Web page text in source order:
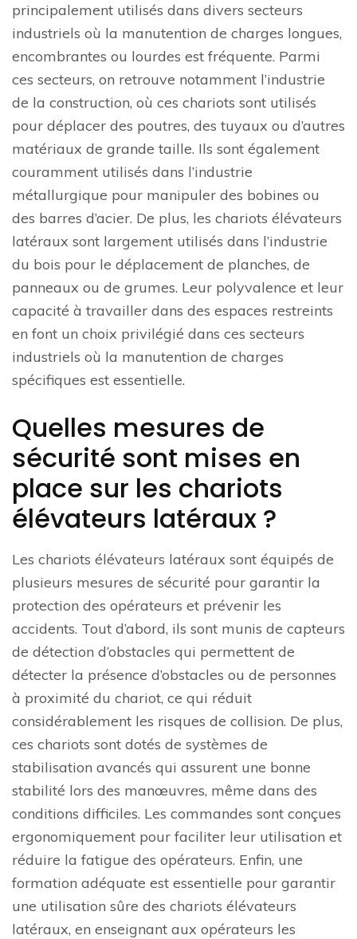
principalement utilisés dans divers secteurs
industriels où la manutention de charges longues,
encombrantes ou lourdes est fréquente. Parmi
ces secteurs, on retrouve notamment l’industrie
de la construction, où ces chariots sont utilisés
pour déplacer des poutres, des tuyaux ou d’autres
matériaux de grande taille. Ils sont également
couramment utilisés dans l’industrie
métallurgique pour manipuler des bobines ou
des barres d’acier. De plus, les chariots élévateurs
latéraux sont largement utilisés dans l’industrie
du bois pour le déplacement de planches, de
panneaux ou de grumes. Leur polyvalence et leur
capacité à travailler dans des espaces restreints
en font un choix privilégié dans ces secteurs
industriels où la manutention de charges
spécifiques est essentielle.
Quelles mesures de
sécurité sont mises en
place sur les chariots
élévateurs latéraux ?
Les chariots élévateurs latéraux sont équipés de
plusieurs mesures de sécurité pour garantir la
protection des opérateurs et prévenir les
accidents. Tout d’abord, ils sont munis de capteurs
de détection d’obstacles qui permettent de
détecter la présence d’obstacles ou de personnes
à proximité du chariot, ce qui réduit
considérablement les risques de collision. De plus,
ces chariots sont dotés de systèmes de
stabilisation avancés qui assurent une bonne
stabilité lors des manœuvres, même dans des
conditions difficiles. Les commandes sont conçues
ergonomiquement pour faciliter leur utilisation et
réduire la fatigue des opérateurs. Enfin, une
formation adéquate est essentielle pour garantir
une utilisation sûre des chariots élévateurs
latéraux, en enseignant aux opérateurs les